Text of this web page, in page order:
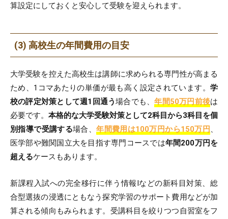
算設定にしておくと安心して受験を迎えられます。
(3) 高校生の年間費用の目安
大学受験を控えた高校生は講師に求められる専門性が高まる
ため、1コマあたりの単価が最も高く設定されています。 学
校の評定対策として週1回通う場合でも、年間50万円前後は
必要です。 本格的な大学受験対策として2科目から3科目を個
別指導で受講する場合、年間費用は100万円から150万円
医学部や難関国立大を目指す専門コースでは年間200万円を
超えるケースもあります。
新課程入試への完全移行に伴う情報Iなどの新科目対策、総
合型選抜の浸透にともなう探究学習のサポート費用などが加
算される傾向もみられます。受講科目を絞りつつ自習室をフ